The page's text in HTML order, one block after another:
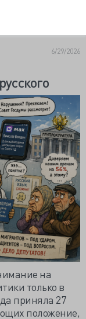
6/29/2026
на
только в
приняла 27
положение,